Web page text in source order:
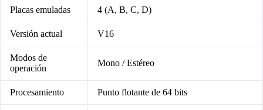
Placas emuladas 4 (A, B, C, D)
Versión actual V16
Modos de
operación
Mono / Estéreo
Procesamiento Punto flotante de 64 bits